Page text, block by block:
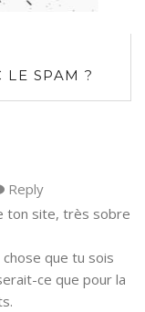
LE SPAM ?
Reply
ton site, très sobre
chose que tu sois
ce que pour la